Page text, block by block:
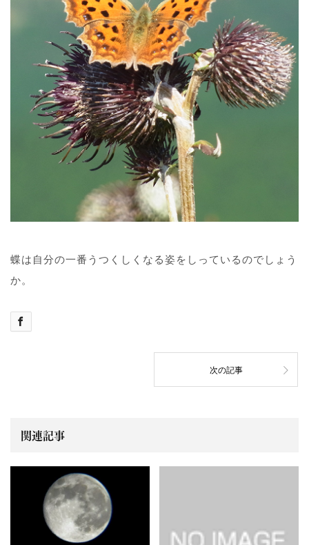
蝶は自分の一番うつくしくなる姿をしっているのでしょう
か。
次の記事
関連記事